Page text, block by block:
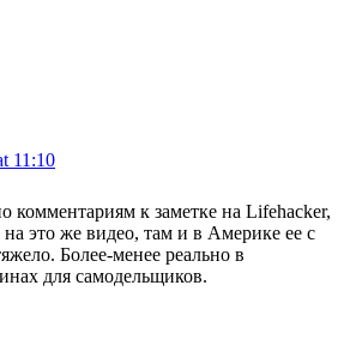
11:10
комментариям к заметке на Lifehacker,
на это же видео, там и в Америке ее с
Более-менее реально в
для самодельщиков.